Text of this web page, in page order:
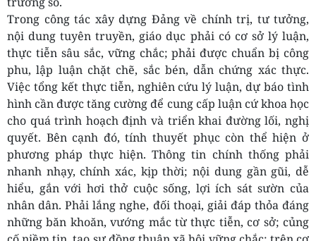
Trong công tác xây dựng Đảng về chính trị, tư tưởng,
nội dung tuyên truyền, giáo dục phải có cơ sở lý luận,
thực tiễn sâu sắc, vững chắc; phải được chuẩn bị công
phu, lập luận chặt chẽ, sắc bén, dẫn chứng xác thực.
Việc tổng kết thực tiễn, nghiên cứu lý luận, dự báo tình
hình cần được tăng cường để cung cấp luận cứ khoa học
cho quá trình hoạch định và triển khai đường lối, nghị
quyết. Bên cạnh đó, tính thuyết phục còn thể hiện ở
phương pháp thực hiện. Thông tin chính thống phải
nhanh nhạy, chính xác, kịp thời; nội dung gần gũi, dễ
hiểu, gắn với hơi thở cuộc sống, lợi ích sát sườn của
nhân dân. Phải lắng nghe, đối thoại, giải đáp thỏa đáng
những băn khoăn, vướng mắc từ thực tiễn, cơ sở; củng